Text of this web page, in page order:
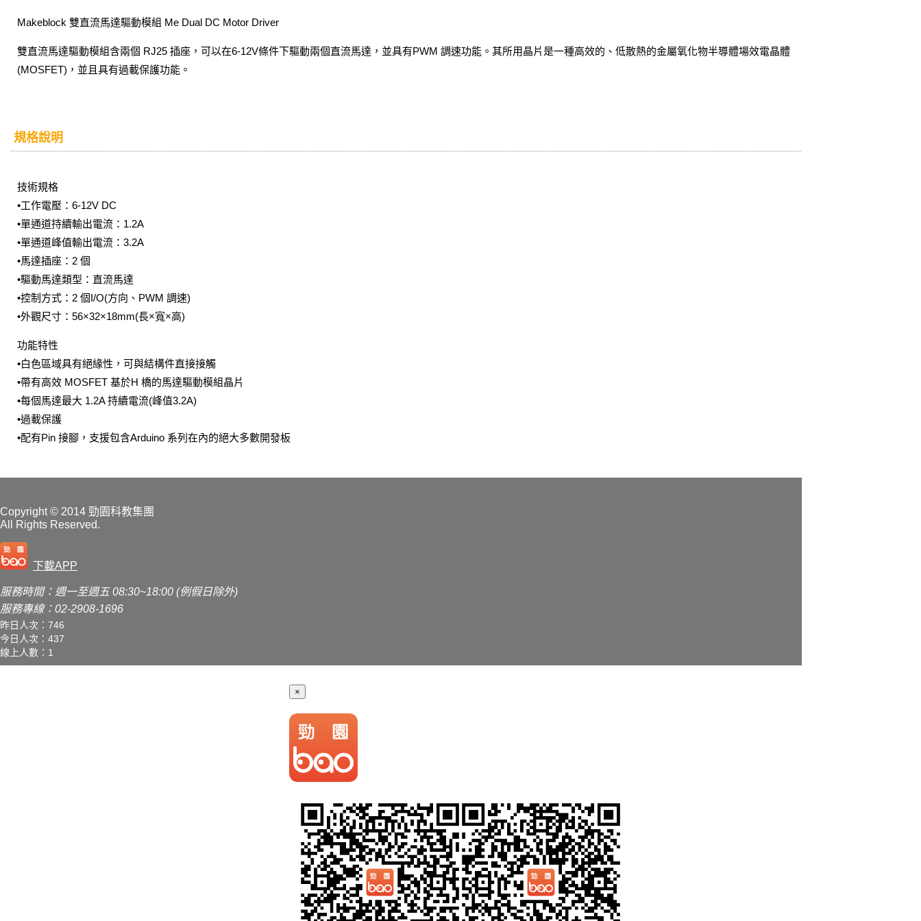
Makeblock 雙直流馬達驅動模組 Me Dual DC Motor Driver
雙直流馬達驅動模組含兩個 RJ25 插座，可以在6-12V條件下驅動兩個直流馬達，並具有PWM 調速功能。其所用晶片是一種高效的、低散熱的金屬氧化物半導體場效電晶體
(MOSFET)，並且具有過載保護功能。
規格說明
技術規格
•工作電壓：6-12V DC
•單通道持續輸出電流：1.2A
•單通道峰值輸出電流：3.2A
•馬達插座：2 個
•驅動馬達類型：直流馬達
•控制方式：2 個I/O(方向、PWM 調速)
•外觀尺寸：56×32×18mm(長×寬×高)
功能特性
•白色區域具有絕緣性，可與結構件直接接觸
•帶有高效 MOSFET 基於H 橋的馬達驅動模組晶片
•每個馬達最大 1.2A 持續電流(峰值3.2A)
•過載保護
•配有Pin 接腳，支援包含Arduino 系列在內的絕大多數開發板
Copyright© 2014 勁園科教集團
All Rights Reserved.
下載APP
服務時間：週一至週五 08:30~18:00 (例假日除外)
服務專線：02-2908-1696
昨日人次：746
今日人次：437
線上人數：1
×